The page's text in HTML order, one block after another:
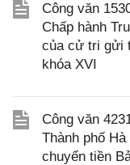
Công văn
Chấp hành
của cử tri gửi
khóa XVI
Công văn
Thành phố
chuyển tiền